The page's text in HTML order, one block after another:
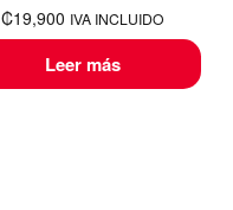
₡19,900 IVA INCLUIDO
Leer más